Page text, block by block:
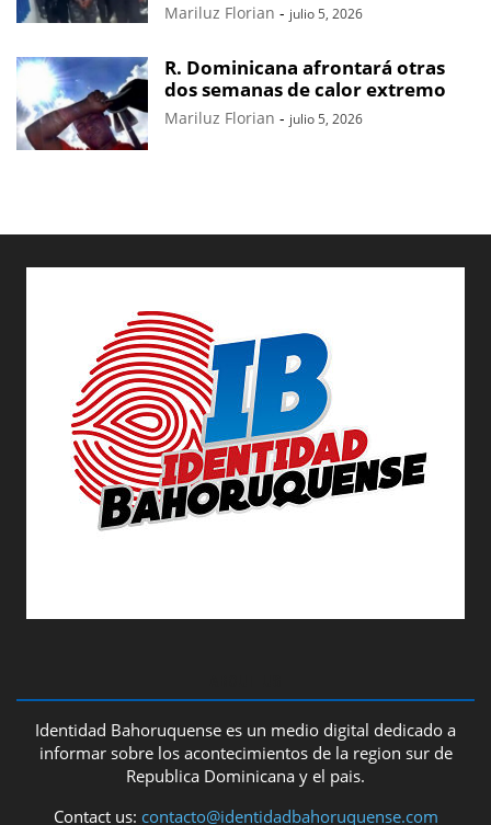
Mariluz Florian - julio 5, 2026
R. Dominicana afrontará otras
dos semanas de calor extremo
Mariluz Florian - julio 5, 2026
Identidad Bahoruquense es un medio digital dedicado a
informar sobre los acontecimientos de la region sur de
Republica Dominicana y el pais.
Contact us: contacto@identidadbahoruquense.com